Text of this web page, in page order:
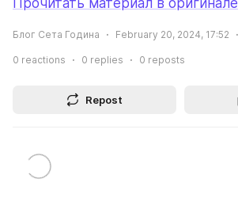
Прочитать материал в оригинале
Блог Сета Година February 20, 2024, 17:52
0 reactions 0 replies 0 reposts
Repost